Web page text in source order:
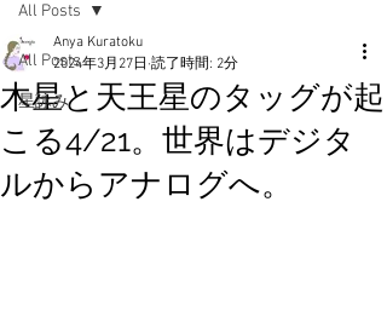
All Posts
星詠み
All Posts
木星と天王星のタッグが起
こる4/21。世界はデジタ
ルからアナログへ。
Anya Kuratoku
2024年3月27日 読了時間: 2分